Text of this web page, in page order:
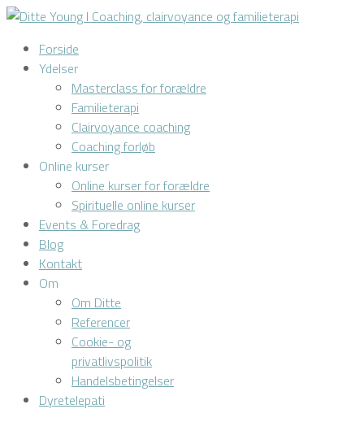
Forside
Ydelser
Masterclass for forældre
Familieterapi
Clairvoyance coaching
Coaching forløb
Online kurser
Online kurser for forældre
Spirituelle online kurser
Events & Foredrag
Blog
Kontakt
Om
Om Ditte
Referencer
Cookie- og
privatlivspolitik
Handelsbetingelser
Dyretelepati